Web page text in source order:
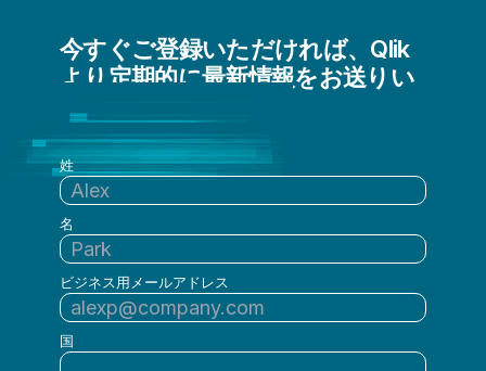
今すぐご登録いただければ、Qlik
より定期的に最新情報をお送りい
姓
名
ビジネス用メールアドレス
国